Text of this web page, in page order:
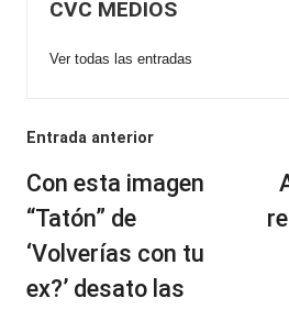
CVC MEDIOS
Ver todas las entradas
Navegación
de
entradas
Entrada anterior
Con esta imagen
“Tatón” de
‘Volverías con tu
ex?’ desato las